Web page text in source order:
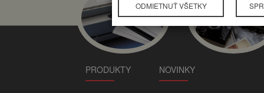
PRODUKTY NOVINKY
ODMIETNUŤ VŠETKY